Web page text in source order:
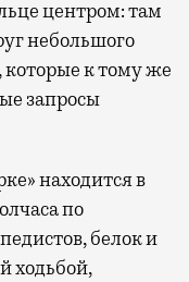
центром: там
небольшого
которые к тому же
запросы
находится в
по
белок и
ходьбой,